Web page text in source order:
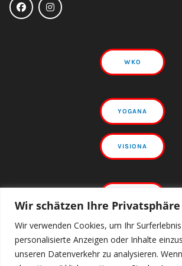
Wir schätzen Ihre Privatsphäre
Wir verwenden Cookies, um Ihr
personalisierte Anzeigen oder Inhalte
unseren Datenverkehr zu analysieren.
WKO
YOGANA
VISIONA
HOBBY